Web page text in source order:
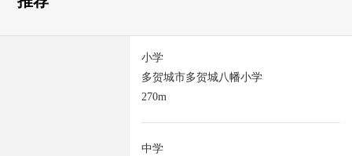
小学
多贺城市多贺城八幡小学
270m
中学